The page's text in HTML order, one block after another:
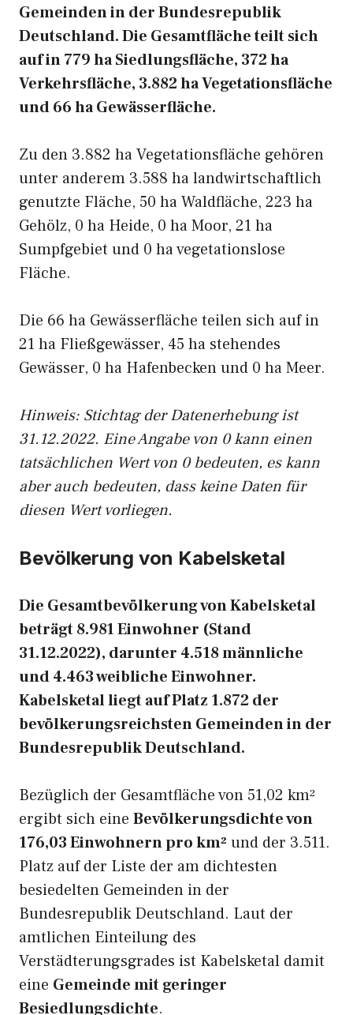
Gemeinden in der Bundesrepublik
Deutschland. Die Gesamtfläche teilt sich
auf in 779 ha Siedlungsfläche, 372 ha
Verkehrsfläche, 3.882 ha Vegetationsfläche
und 66 ha Gewässerfläche.
Zu den 3.882 ha Vegetationsfläche gehören
unter anderem 3.588 ha landwirtschaftlich
genutzte Fläche, 50 ha Waldfläche, 223 ha
Gehölz, 0 ha Heide, 0 ha Moor, 21 ha
Sumpfgebiet und 0 ha vegetationslose
Fläche.
Die 66 ha Gewässerfläche teilen sich auf in
21 ha Fließgewässer, 45 ha stehendes
Gewässer, 0 ha Hafenbecken und 0 ha Meer.
Hinweis: Stichtag der Datenerhebung ist
31.12.2022. Eine Angabe von 0 kann einen
tatsächlichen Wert von 0 bedeuten, es kann
aber auch bedeuten, dass keine Daten für
diesen Wert vorliegen.
Bevölkerung von Kabelsketal
Die Gesamtbevölkerung von Kabelsketal
beträgt 8.981 Einwohner (Stand
31.12.2022), darunter 4.518 männliche
und 4.463 weibliche Einwohner.
Kabelsketal liegt auf Platz 1.872 der
bevölkerungsreichsten Gemeinden in der
Bundesrepublik Deutschland.
Bezüglich der Gesamtfläche von 51,02 km²
ergibt sich eine Bevölkerungsdichte von
176,03 Einwohnern pro km² und der 3.511.
Platz auf der Liste der am dichtesten
besiedelten Gemeinden in der
Bundesrepublik Deutschland. Laut der
amtlichen Einteilung des
Verstädterungsgrades ist Kabelsketal damit
eine Gemeinde mit geringer
Besiedlungsdichte.